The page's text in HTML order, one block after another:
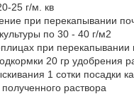
25 г/м. кв
при перекапывании
по 30 - 40 г/м2
при перекапывании
20 гр удобрения
1 сотки посадки
раствора